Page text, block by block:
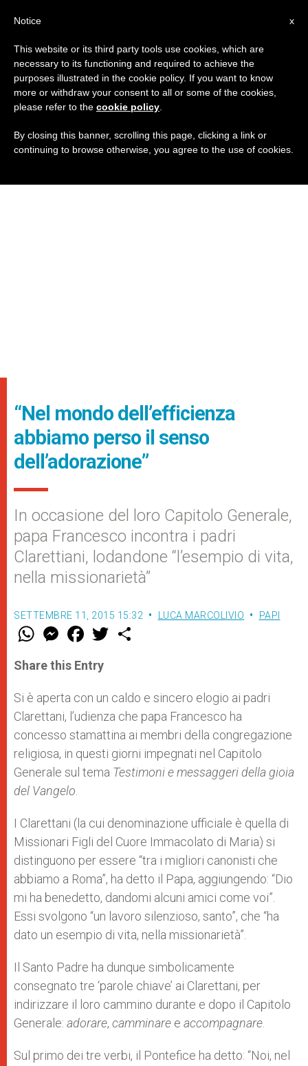
“Nel mondo dell’efficienza
abbiamo perso il senso
dell’adorazione”
In occasione del loro Capitolo Generale,
papa Francesco incontra i padri
Clarettiani, lodandone “l’esempio di vita,
nella missionarietà”
SETTEMBRE 11, 2015 15:32 LUCA MARCOLIVIO PAPI
W
t
s
p
p
M
e
s
e
g
e
r
F
a
e
b
o
k
w
r
Share this Entry
Si è aperta con un caldo e sincero elogio ai padri
Clarettani, l’udienza che papa Francesco ha
concesso stamattina ai membri della congregazione
religiosa, in questi giorni impegnati nel Capitolo
Generale sul tema Testimoni e messaggeri della gioia
del Vangelo
I Clarettani (la cui denominazione ufficiale è quella di
Missionari Figli del Cuore Immacolato di Maria) si
distinguono per essere “tra i migliori canonisti che
abbiamo a Roma”, ha detto il Papa, aggiungendo: “Dio
mi ha benedetto, dandomi alcuni amici come voi”.
Essi svolgono “un lavoro silenzioso, santo”, che “ha
dato un esempio di vita, nella missionarietà”.
Il Santo Padre ha dunque simbolicamente
consegnato tre ‘parole chiave’ ai Clarettani, per
indirizzare il loro cammino durante e dopo il Capitolo
Generale: adorare, camminare e accompagnare
Sul primo dei tre verbi, il Pontefice ha detto: “Noi, nel
x
Notice
This website or its third party tools use cookies, which are
necessary to its functioning and required to achieve the
purposes illustrated in the cookie policy. If you want to know
more or withdraw your consent to all or some of the cookies,
please refer to the cookie policy
By closing this banner, scrolling this page, clicking a link or
continuing to browse otherwise, you agree to the use of cookies.